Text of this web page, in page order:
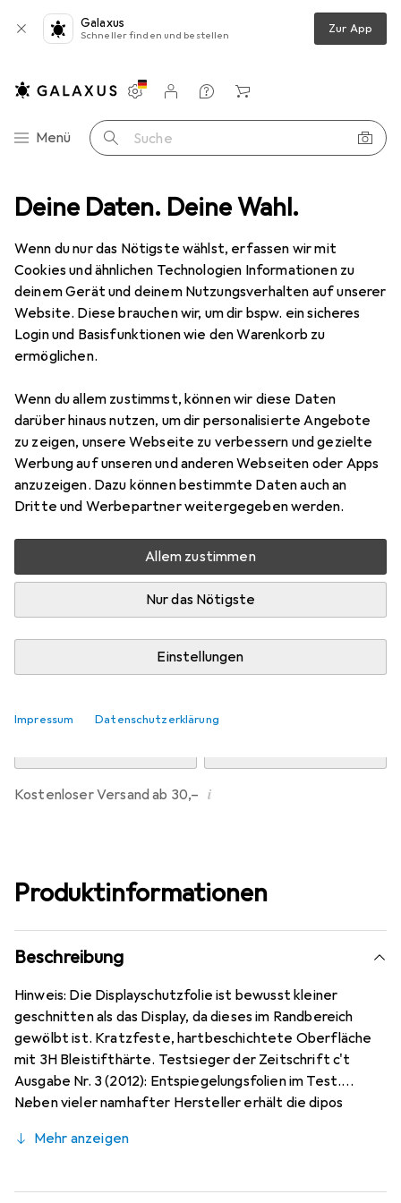
Deine Daten. Deine Wahl.
Wenn du nur das Nötigste wählst, erfassen wir mit
Cookies und ähnlichen Technologien Informationen zu
deinem Gerät und deinem Nutzungsverhalten auf unserer
Website. Diese brauchen wir, um dir bspw. ein sicheres
Login und Basisfunktionen wie den Warenkorb zu
ermöglichen.
Wenn du allem zustimmst, können wir diese Daten
darüber hinaus nutzen, um dir personalisierte Angebote
zu zeigen, unsere Webseite zu verbessern und gezielte
Werbung auf unseren und anderen Webseiten oder Apps
anzuzeigen. Dazu können bestimmte Daten auch an
Dritte und Werbepartner weitergegeben werden.
Allem zustimmen
Nur das Nötigste
Einstellungen
Impressum Datenschutzerklärung
Galaxus
Schneller finden und bestellen Zur App
Navigation nach Kategorien
Menü Suche
Einstellungen
Kundenkonto
Vergleichslisten
Merklisten
Warenkorb
Smartphone Schutzfolie Dipos Displayschutzfolie Antireflex
6 Bilder
DiposDisplayschutzfolie Antireflex
Preis in EUR inkl. MwSt.
EUR
3,89
Bewertungen Marke
Mehr von Dipos
Di, 11.8. geliefert
Mehr als 10 Stück an Lager beim Drittanbieter
Lieferort angeben für genaue Lieferzeit
Kostenloser Versand ab 30,– i
Produktinformationen
Beschreibung
Hinweis: Die Displayschutzfolie ist bewusst kleiner
geschnitten als das Display, da dieses im Randbereich
gewölbt ist. Kratzfeste, hartbeschichtete Oberfläche
mit 3H Bleistifthärte. Testsieger der Zeitschrift c't
Ausgabe Nr. 3 (2012): Entspiegelungsfolien im Test.
Neben vieler namhafter Hersteller erhält die dipos
Bewertung sehr gut. Bewusst kleiner als das Motorola
blasenfrei und jederzeit rückstandsfrei zu entfernen
Mehr anzeigen